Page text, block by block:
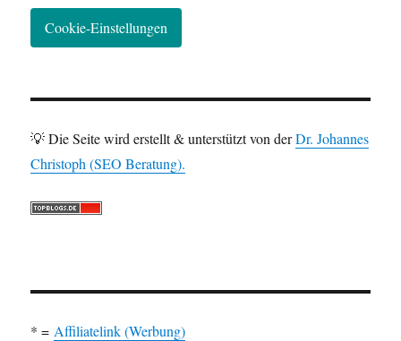
Cookie-Einstellungen
💡 Die Seite wird erstellt & unterstützt von derDr. Johannes
Christoph (SEO Beratung).
* = Affiliatelink (Werbung)